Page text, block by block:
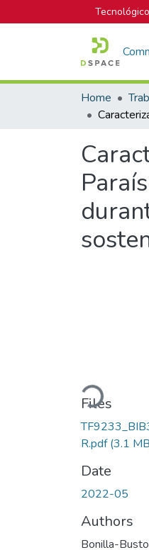
Home
Loading...
Files
R.pdf(3.1
Date
2022-05
Authors
Bonilla-